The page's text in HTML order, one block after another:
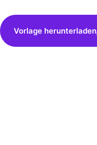
Vorlage herunterladen